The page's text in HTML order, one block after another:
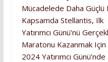
Mücadelede Daha Güçlü
Kapsamda Stellantis, Ilk
Yatırımcı Günü’nü
Maratonu Kazanmak Için
2024 Yatırımcı